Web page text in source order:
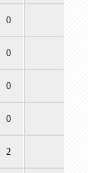
0
0
0
0
2